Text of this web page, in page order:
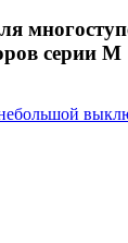
серии М